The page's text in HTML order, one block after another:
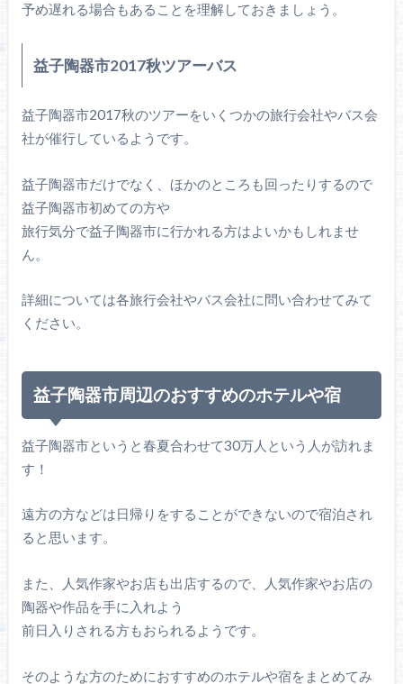
予め遅れる場合もあることを理解しておきましょう。
益子陶器市2017秋ツアーバス
益子陶器市2017秋のツアーをいくつかの旅行会社やバス会
社が催行しているようです。
益子陶器市だけでなく、ほかのところも回ったりするので
益子陶器市初めての方や
旅行気分で益子陶器市に行かれる方はよいかもしれませ
ん。
詳細については各旅行会社やバス会社に問い合わせてみて
ください。
益子陶器市周辺のおすすめのホテルや宿
益子陶器市というと春夏合わせて30万人という人が訪れま
す！
遠方の方などは日帰りをすることができないので宿泊され
ると思います。
また、人気作家やお店も出店するので、人気作家やお店の
陶器や作品を手に入れよう
前日入りされる方もおられるようです。
そのような方のためにおすすめのホテルや宿をまとめてみ